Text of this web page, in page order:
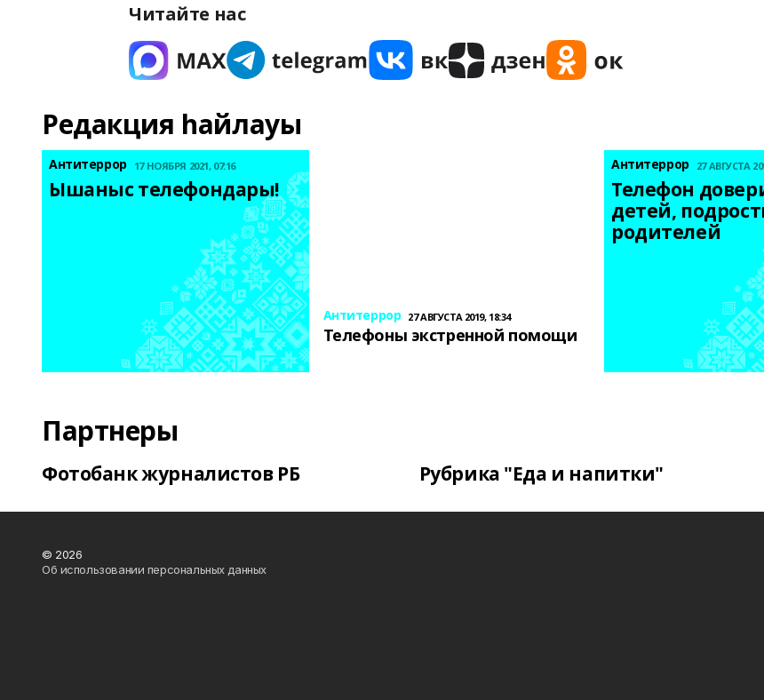
Читайте нас
Редакция һайлауы
Антитеррор 17 НОЯБРЯ 2021, 07:16
Ышаныс телефондары!
Антитеррор 27 АВГУСТА 2019, 18:34
Телефоны экстренной помощи
Антитеррор 27 АВГУСТА
Телефон
детей,
родителей
Партнеры
Фотобанк журналистов РБ Рубрика "Еда и напитки"
© 2026
Об использовании персональных данных